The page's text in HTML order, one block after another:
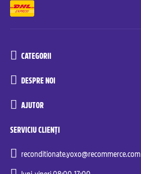
CATEGORII
DESPRE NOI
AJUTOR
SERVICIU CLIENȚI
reconditionate.yoxo@recommerce.com